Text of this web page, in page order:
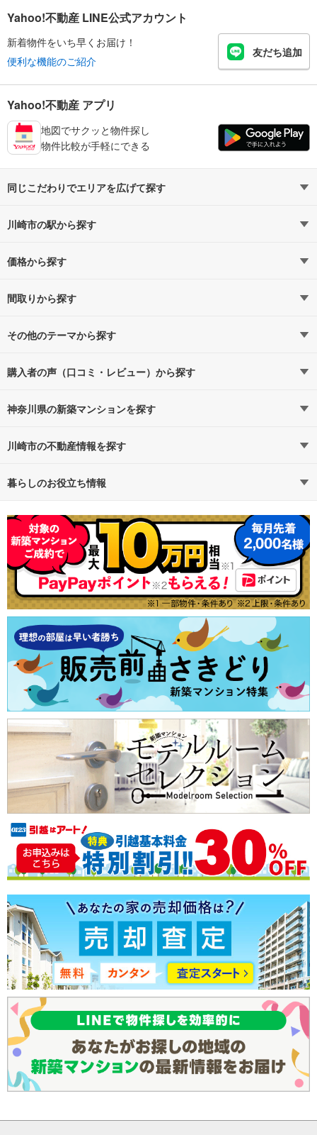
Yahoo!不動産 LINE公式アカウント
新着物件をいち早くお届け！
便利な機能のご紹介
友だち追加
Yahoo!不動産 アプリ
地図でサクッと物件探し
物件比較が手軽にできる
同じこだわりでエリアを広げて探す
神奈川県の6,000万円以下
川崎市の駅から探す
南武線
南武線すべての駅
川崎（6）
武蔵小杉（1） 武蔵溝ノ口
小田栄（1）
久地（1）
横須賀線
横須賀線すべての駅（7）
新川崎（1）
小田急多摩線
小田急多摩線すべての駅
栗平（1） 黒川（1）
京急大師線
京急大師線すべての駅 （3）
京急川崎（2） 川崎大師（2）
京王相模原線
京王相模原線すべての駅（7）
若葉台（1）
東急田園都市線
東急田園都市線すべての駅（7）
宮前平（1） 鷺沼（1）
価格から探す
4,000万円以下（2）
6,000万円以下（10）
8,000万円以下（18） 1億円以上（10）
間取りから探す
1LDK（6）
3LDK（28） 4LDK以上（9）
その他のテーマから探す
新発表・建設予定
駅近・駅徒歩5分以内
タワーマンション・高層マンション
ハイグレード・高級マンション
即入居可能
一人暮らし、DINKS
広さ100m²以上
大規模マンション
エコマンション
南向きのマンション
小さい子供がいても安心
子育てにやさしい環境
ショッピングセンター至近
ペット可
購入者の声（口コミ・レビュー）から探す
政令指定都市
川崎市
相模原市
神奈川県の新築マンションを探す
路線・駅から探す
通勤時間から探す
不動産会社から探す 地図から探す
特集から探す テーマから探す
ランキングから探す 購入者の声から探す
川崎市の不動産情報を探す
不動産・住宅
新築マンション 中古マンション
新築一戸建て 中古一戸建て
注文住宅 土地
売却査定
暮らしのお役立ち情報
マンションカタログ 教えて！住まいの先生